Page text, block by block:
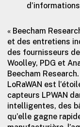
« Beecham
et des entretiens
des fournisseurs de
Woolley, PDG et
Beecham
LoRaWAN est
capteurs LPWAN
intelligentes, des
qu’elle gagne